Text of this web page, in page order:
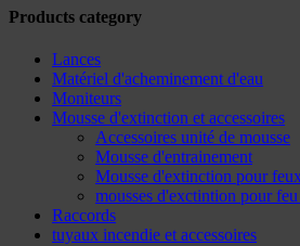
Products category
Lances
Matériel d'acheminement d'eau
Moniteurs
Mousse d'extinction et accessoires
Accessoires unité de mousse
Mousse d'entrainement
Mousse d'extinction pour
mousses d'exctintion pour
Raccords
tuyaux incendie et accessoires